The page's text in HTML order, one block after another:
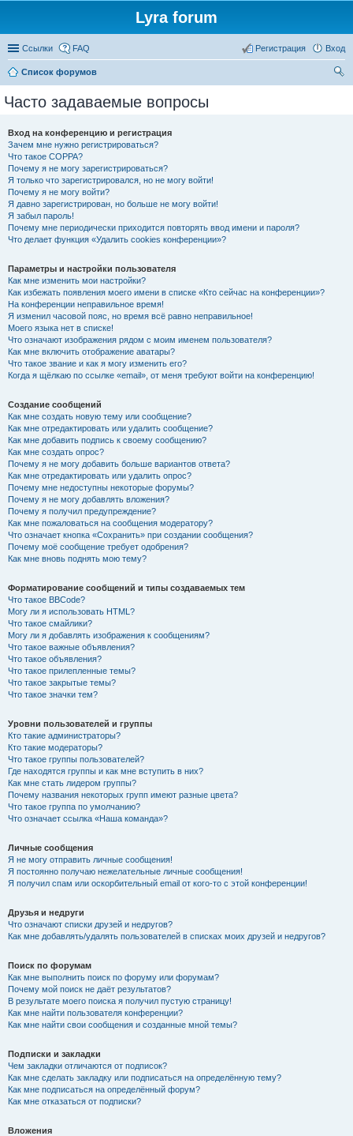
Lyra forum
Ссылки FAQ Вход
Регистрация
Список форумов
Часто задаваемые вопросы
Вход на конференцию и регистрация
Зачем мне нужно регистрироваться?
Что такое COPPA?
Почему я не могу зарегистрироваться?
Я только что зарегистрировался, но не могу войти!
Почему я не могу войти?
Я давно зарегистрирован, но больше не могу войти!
Я забыл пароль!
Почему мне периодически приходится повторять ввод имени и пароля?
Что делает функция «Удалить cookies конференции»?
Параметры и настройки пользователя
Как мне изменить мои настройки?
Как избежать появления моего имени в списке «Кто сейчас на конференции»?
На конференции неправильное время!
Я изменил часовой пояс, но время всё равно неправильное!
Моего языка нет в списке!
Что означают изображения рядом с моим именем пользователя?
Как мне включить отображение аватары?
Что такое звание и как я могу изменить его?
Когда я щёлкаю по ссылке «email», от меня требуют войти на конференцию!
Создание сообщений
Как мне создать новую тему или сообщение?
Как мне отредактировать или удалить сообщение?
Как мне добавить подпись к своему сообщению?
Как мне создать опрос?
Почему я не могу добавить больше вариантов ответа?
Как мне отредактировать или удалить опрос?
Почему мне недоступны некоторые форумы?
Почему я не могу добавлять вложения?
Почему я получил предупреждение?
Как мне пожаловаться на сообщения модератору?
Что означает кнопка «Сохранить» при создании сообщения?
Почему моё сообщение требует одобрения?
Как мне вновь поднять мою тему?
Форматирование сообщений и типы создаваемых тем
Что такое BBCode?
Могу ли я использовать HTML?
Что такое смайлики?
Могу ли я добавлять изображения к сообщениям?
Что такое важные объявления?
Что такое объявления?
Что такое прилепленные темы?
Что такое закрытые темы?
Что такое значки тем?
Уровни пользователей и группы
Кто такие администраторы?
Кто такие модераторы?
Что такое группы пользователей?
Где находятся группы и как мне вступить в них?
Как мне стать лидером группы?
Почему названия некоторых групп имеют разные цвета?
Что такое группа по умолчанию?
Что означает ссылка «Наша команда»?
Личные сообщения
Я не могу отправить личные сообщения!
Я постоянно получаю нежелательные личные сообщения!
Я получил спам или оскорбительный email от кого-то с этой конференции!
Друзья и недруги
Что означают списки друзей и недругов?
Как мне добавлять/удалять пользователей в списках моих друзей и недругов?
Поиск по форумам
Как мне выполнить поиск по форуму или форумам?
Почему мой поиск не даёт результатов?
В результате моего поиска я получил пустую страницу!
Как мне найти пользователя конференции?
Как мне найти свои сообщения и созданные мной темы?
Подписки и закладки
Чем закладки отличаются от подписок?
Как мне сделать закладку или подписаться на определённую тему?
Как мне подписаться на определённый форум?
Как мне отказаться от подписки?
Вложения